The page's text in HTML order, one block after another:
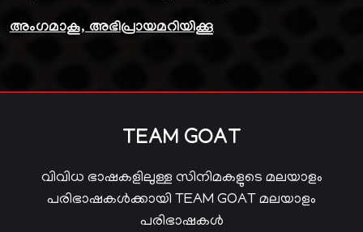
അംഗമാകൂ, അഭിപ്രായമറിയിക്കൂ
TEAM GOAT
വിവിധ ഭാഷകളിലുള്ള സിനിമകളുടെ മലയാളം
പരിഭാഷകൾക്കായി TEAM GOAT മലയാളം
പരിഭാഷകൾ